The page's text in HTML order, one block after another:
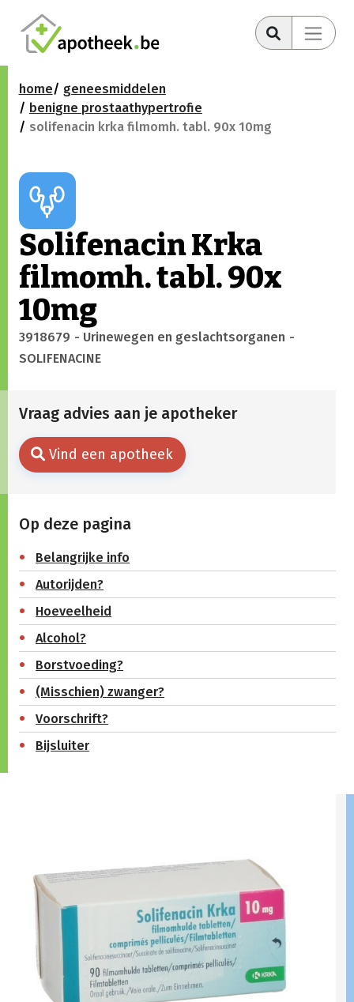
home
geneesmiddelen
benigne prostaathypertrofie
solifenacin krka filmomh. tabl. 90x 10mg
Solifenacin Krka
filmomh. tabl. 90x
10mg
3918679 - Urinewegen en geslachtsorganen -
SOLIFENACINE
Vraag advies aan je apotheker
Vind een apotheek
Op deze pagina
Belangrijke info
Autorijden?
Hoeveelheid
Alcohol?
Borstvoeding?
(Misschien) zwanger?
Voorschrift?
Bijsluiter